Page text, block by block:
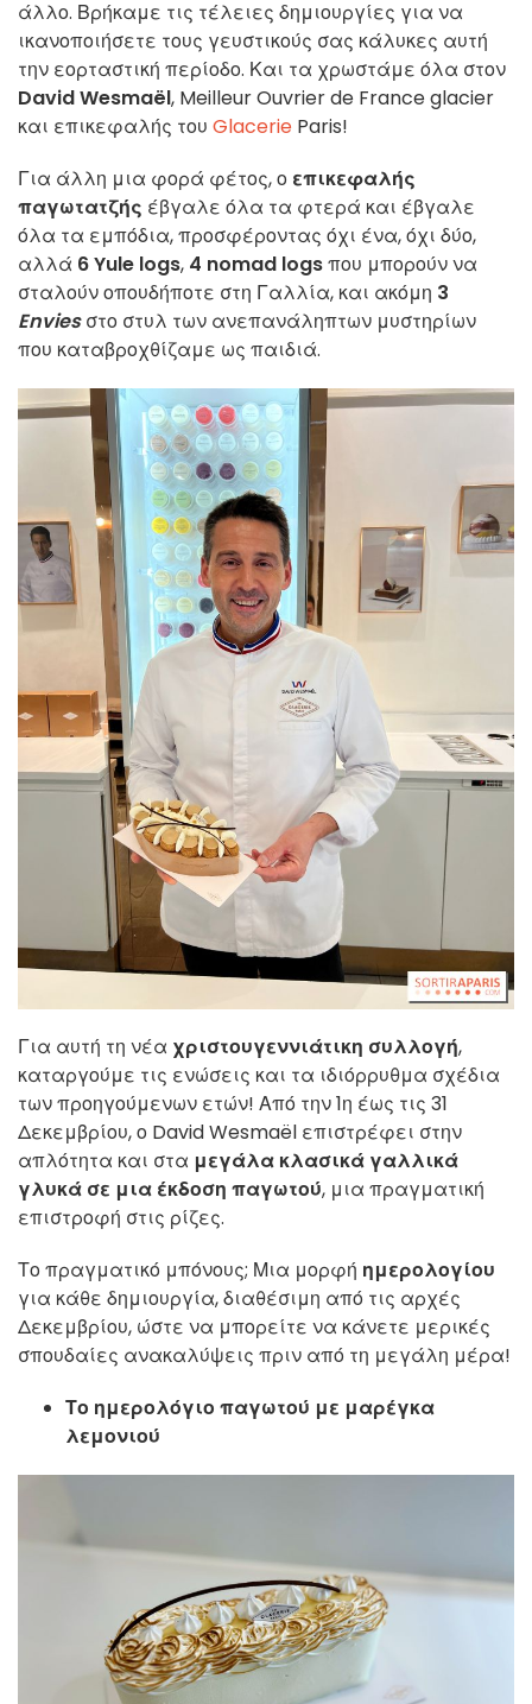
άλλο. Βρήκαμε τις τέλειες δημιουργίες για να
ικανοποιήσετε τους γευστικούς σας κάλυκες αυτή
την εορταστική περίοδο. Και τα χρωστάμε όλα στον
David Wesmaël, Meilleur Ouvrier de France glacier
και επικεφαλής του Glacerie Paris!
Για άλλη μια φορά φέτος, ο επικεφαλής
παγωτατζής έβγαλε όλα τα φτερά και έβγαλε
όλα τα εμπόδια, προσφέροντας όχι ένα, όχι δύο,
αλλά 6 Yule logs, 4 nomad logsπου μπορούν να
σταλούν οπουδήποτε στη Γαλλία, και ακόμη 3
Enviesστο στυλ των ανεπανάληπτων μυστηρίων
που καταβροχθίζαμε ως παιδιά.
Για αυτή τη νέα χριστουγεννιάτικη συλλογή,
καταργούμε τις ενώσεις και τα ιδιόρρυθμα σχέδια
των προηγούμενων ετών! Από την 1η έως τις 31
Δεκεμβρίου, ο David Wesmaël επιστρέφει στην
απλότητα και στα μεγάλα κλασικά γαλλικά
γλυκά σε μια έκδοση παγωτού, μια πραγματική
επιστροφή στις ρίζες.
Το πραγματικό μπόνους; Μια μορφή ημερολογίου
για κάθε δημιουργία, διαθέσιμη από τις αρχές
Δεκεμβρίου, ώστε να μπορείτε να κάνετε μερικές
σπουδαίες ανακαλύψεις πριν από τη μεγάλη μέρα!
Το ημερολόγιο παγωτού με μαρέγκα
λεμονιού